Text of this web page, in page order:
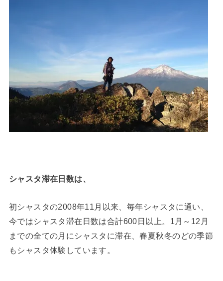
シャスタ滞在日数は、
初シャスタの2008年11月以来、毎年シャスタに通い、
今ではシャスタ滞在日数は合計600日以上。1月～12月
までの全ての月にシャスタに滞在、春夏秋冬のどの季節
もシャスタ体験しています。